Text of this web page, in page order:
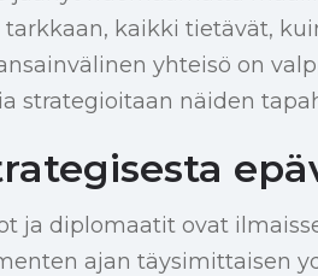
kaikki tietävät,
yhteisö on
strategioitaan näiden
ja diplomaatit ovat
ajan täysimittaisen